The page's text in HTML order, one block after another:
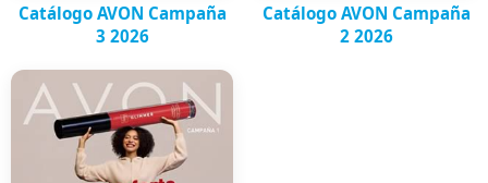
Catálogo AVON Campaña
3 2026
Catálogo AVON Campaña
2 2026